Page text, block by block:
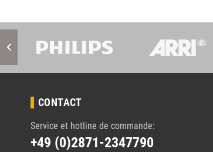
CONTACT
Service et hotline de commande:
+49 (0)2871-2347790